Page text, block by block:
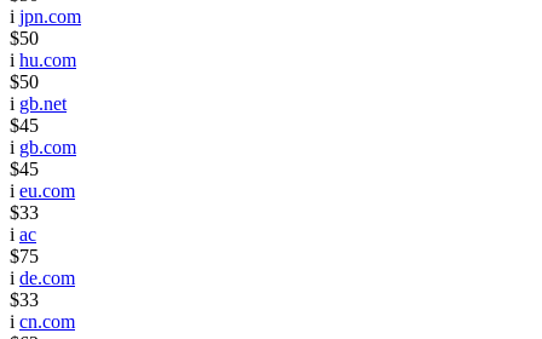
i jpn.com
$50
i hu.com
$50
i gb.net
$45
i gb.com
$45
i eu.com
$33
i ac
$75
i de.com
$33
i cn.com